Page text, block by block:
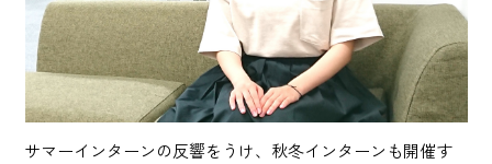
サマーインターンの反響をうけ、秋冬インターンも開催す